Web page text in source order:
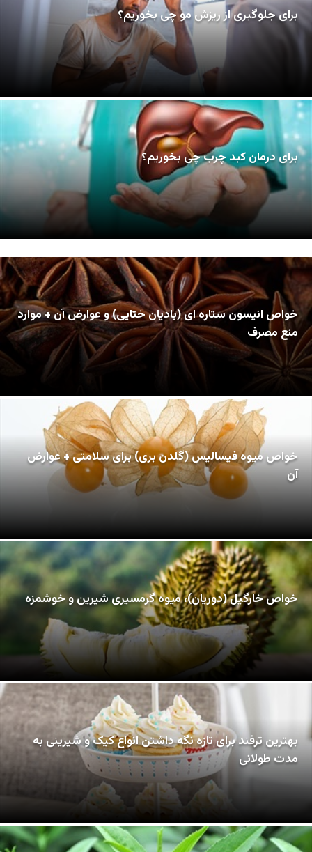
برای جلوگیری از ریزش مو چی بخوریم؟
برای درمان کبد چرب چی بخوریم؟
خواص انیسون ستاره ای (بادیان ختایی) و عوارض آن + موارد
منع مصرف
خواص میوه فیسالیس (گلدن بری) برای سلامتی + عوارض
آن
خواص خارگیل (دوریان)، میوه گرمسیری شیرین و خوشمزه
بهترین ترفند برای تازه نگه داشتن انواع کیک و شیرینی به
مدت طولانی